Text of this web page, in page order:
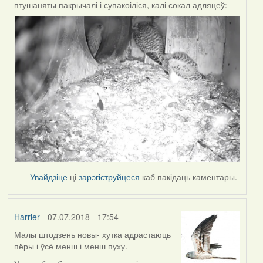
птушаняты пакрычалі і супакоіліся, калі сокал адляцеў:
Увайдзіце цізарэгіструйцеся каб пакідаць каментары.
Harrier- 07.07.2018 - 17:54
Малы штодзень новы- хутка адрастаюць
пёры і ўсё менш і менш пуху.